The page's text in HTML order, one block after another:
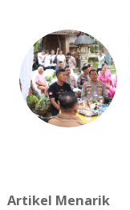
Artikel Menarik